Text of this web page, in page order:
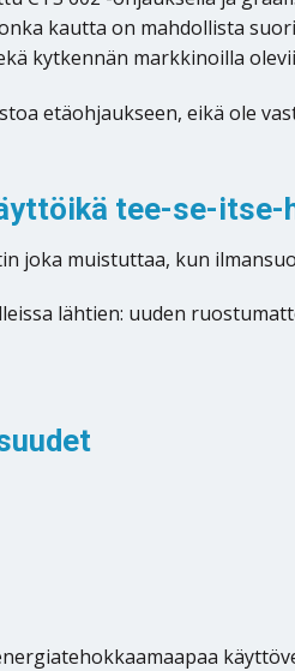
kautta on mahdollista
kytkennän markkinoilla
etäohjaukseen, eikä ole
tee-se-itse-
joka muistuttaa, kun
lähtien: uuden